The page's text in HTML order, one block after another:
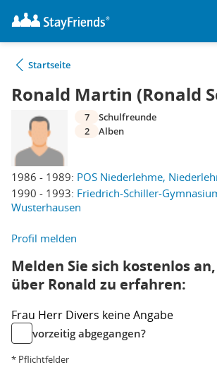
Startseite
Ronald Martin (Ronald
1986 - 1989: POS Niederlehme,
1990 - 1993: Friedrich-Schiller-
Wusterhausen
7
Schulfreunde
2
Alben
Profil melden
Melden Sie sich kostenlos
über Ronald zu erfahren:
Frau Herr Divers keine Angabe
vorzeitig abgegangen?
* Pflichtfelder